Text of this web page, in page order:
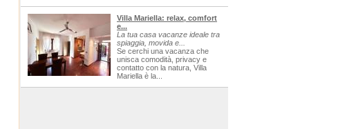
Villa Mariella: relax, comfort
e...
La tua casa vacanze ideale tra
spiaggia, movida e...
Se cerchi una vacanza che
unisca comodità, privacy e
contatto con la natura, Villa
Mariella è la...